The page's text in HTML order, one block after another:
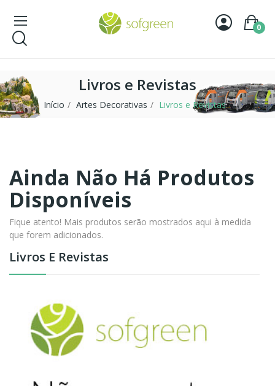
0
Livros e Revistas
Início Artes Decorativas Livros e Revistas
Livros E Revistas
Ainda Não Há Produtos
Disponíveis
Fique atento! Mais produtos serão mostrados aqui à medida
que forem adicionados.